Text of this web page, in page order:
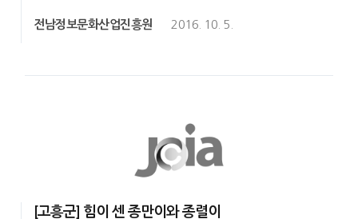
전남정보문화산업진흥원 2016. 10. 5.
[고흥군] 힘이 센 종만이와 종렬이